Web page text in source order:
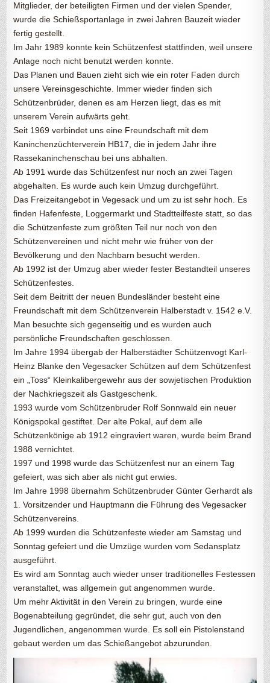
Mitglieder, der beteiligten Firmen und der vielen Spender,
wurde die Schießsportanlage in zwei Jahren Bauzeit wieder
fertig gestellt.
Im Jahr 1989 konnte kein Schützenfest stattfinden, weil unsere
Anlage noch nicht benutzt werden konnte.
Das Planen und Bauen zieht sich wie ein roter Faden durch
unsere Vereinsgeschichte. Immer wieder finden sich
Schützenbrüder, denen es am Herzen liegt, das es mit
unserem Verein aufwärts geht.
Seit 1969 verbindet uns eine Freundschaft mit dem
Kaninchenzüchterverein HB17, die in jedem Jahr ihre
Rassekaninchenschau bei uns abhalten.
Ab 1991 wurde das Schützenfest nur noch an zwei Tagen
abgehalten. Es wurde auch kein Umzug durchgeführt.
Das Freizeitangebot in Vegesack und um zu ist sehr hoch. Es
finden Hafenfeste, Loggermarkt und Stadtteilfeste statt, so das
die Schützenfeste zum größten Teil nur noch von den
Schützenvereinen und nicht mehr wie früher von der
Bevölkerung und den Nachbarn besucht werden.
Ab 1992 ist der Umzug aber wieder fester Bestandteil unseres
Schützenfestes.
Seit dem Beitritt der neuen Bundesländer besteht eine
Freundschaft mit dem Schützenverein Halberstadt v. 1542 e.V.
Man besuchte sich gegenseitig und es wurden auch
persönliche Freundschaften geschlossen.
Im Jahre 1994 übergab der Halberstädter Schützenvogt Karl-
Heinz Blanke den Vegesacker Schützen auf dem Schützenfest
ein „Toss“ Kleinkalibergewehr aus der sowjetischen Produktion
der Nachkriegszeit als Gastgeschenk.
1993 wurde vom Schützenbruder Rolf Sonnwald ein neuer
Königspokal gestiftet. Der alte Pokal, auf dem alle
Schützenkönige ab 1912 eingraviert waren, wurde beim Brand
1988 vernichtet.
1997 und 1998 wurde das Schützenfest nur an einem Tag
gefeiert, was sich aber als nicht gut erwies.
Im Jahre 1998 übernahm Schützenbruder Günter Gerhardt als
1. Vorsitzender und Hauptmann die Führung des Vegesacker
Schützenvereins.
Ab 1999 wurden die Schützenfeste wieder am Samstag und
Sonntag gefeiert und die Umzüge wurden vom Sedansplatz
ausgeführt.
Es wird am Sonntag auch wieder unser traditionelles Festessen
veranstaltet, was allgemein gut angenommen wurde.
Um mehr Aktivität in den Verein zu bringen, wurde eine
Bogenabteilung gegründet, die sehr gut, auch von den
Jugendlichen, angenommen wurde. Es soll ein Pistolenstand
gebaut werden um das Schießangebot abzurunden.